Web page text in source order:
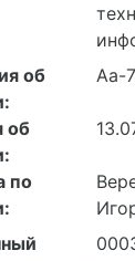
об
Аа-
об
по